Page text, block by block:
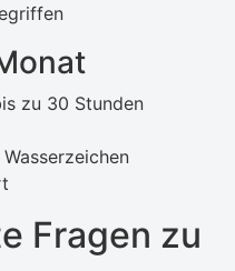
zu 30 Stunden
Fragen zu